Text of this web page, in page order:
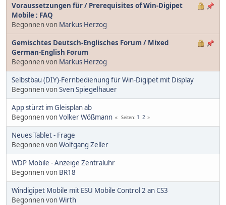
Voraussetzungen für / Prerequisites of Win-Digipet
Mobile ; FAQ
Begonnen von Markus Herzog
Gemischtes Deutsch-Englisches Forum / Mixed
German-English Forum
Begonnen von Markus Herzog
Selbstbau (DIY)-Fernbedienung für Win-Digipet mit Display
Begonnen vonSven Spiegelhauer
App stürzt im Gleisplan ab
Begonnen vonVolker Wößmann Seiten 1 2
Neues Tablet - Frage
Begonnen vonWolfgang Zeller
WDP Mobile - Anzeige Zentraluhr
Begonnen von BR18
Windigipet Mobile mit ESU Mobile Control 2 an CS3
Begonnen vonWirth